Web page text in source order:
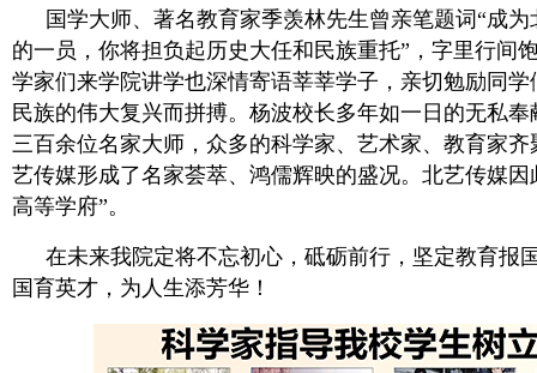
国学大师、著名教育家季羡林先生曾亲笔题词“成
的一员，你将担负起历史大任和民族重托”，字里行间
学家们来学院讲学也深情寄语莘莘学子，亲切勉励同
民族的伟大复兴而拼搏。杨波校长多年如一日的无私
三百余位名家大师，众多的科学家、艺术家、教育家
艺传媒形成了名家荟萃、鸿儒辉映的盛况。北艺传媒
高等学府”。
在未来我院定将不忘初心，砥砺前行，坚定教育报
国育英才，为人生添芳华！